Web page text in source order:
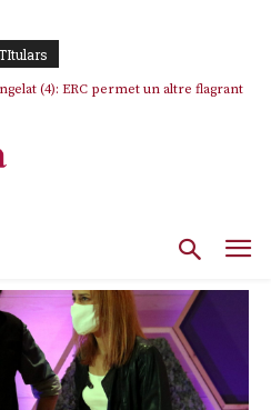
(4): ERC permet un altre flagrant
a Junts d’Oriol Junqueras